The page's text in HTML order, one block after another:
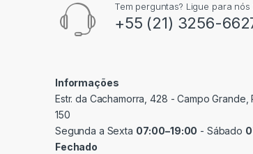
Tem perguntas? Ligue para nós
+55 (21) 3256-
Informações
Estr. da Cachamorra, 428 - Campo
150
Segunda a Sexta 07:00–19:00 - Sábado
Fechado